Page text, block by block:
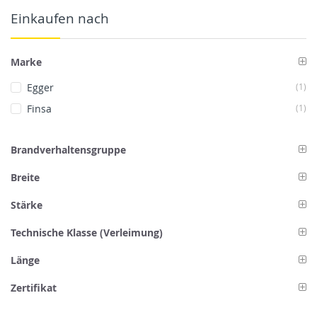
Einkaufen nach
Marke
Egger
1
Finsa
1
Brandverhaltensgruppe
Breite
Stärke
Technische Klasse (Verleimung)
Länge
Zertifikat